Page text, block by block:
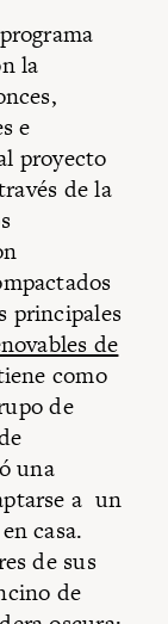
la
e
proyecto
de la
principales
de
como
de
una
a un
casa.
de sus
de